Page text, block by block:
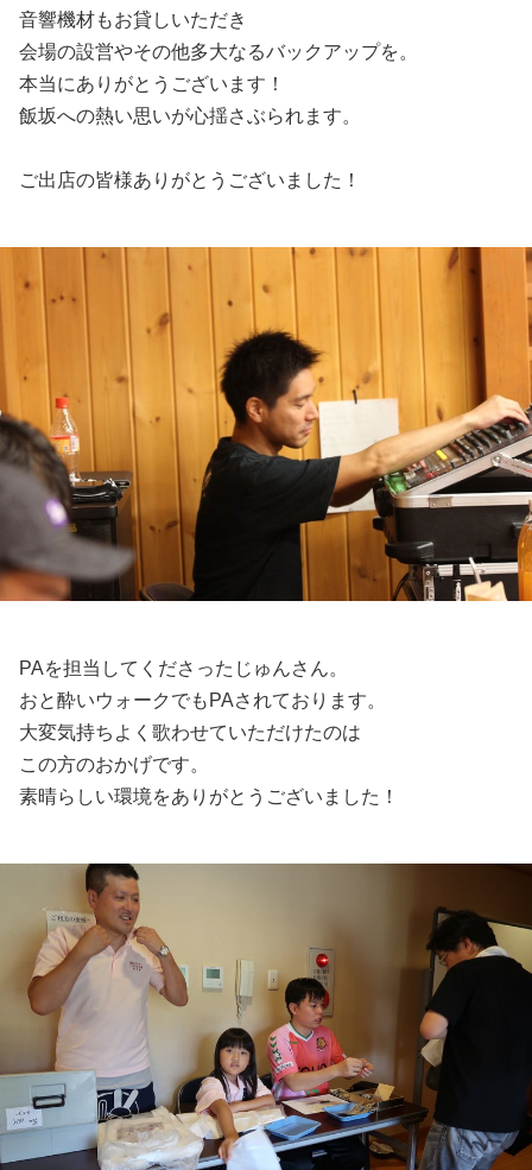
音響機材もお貸しいただき
会場の設営やその他多大なるバックアップを。
本当にありがとうございます！
飯坂への熱い思いが心揺さぶられます。
ご出店の皆様ありがとうございました！
PAを担当してくださったじゅんさん。
おと酔いウォークでもPAされております。
大変気持ちよく歌わせていただけたのは
この方のおかげです。
素晴らしい環境をありがとうございました！